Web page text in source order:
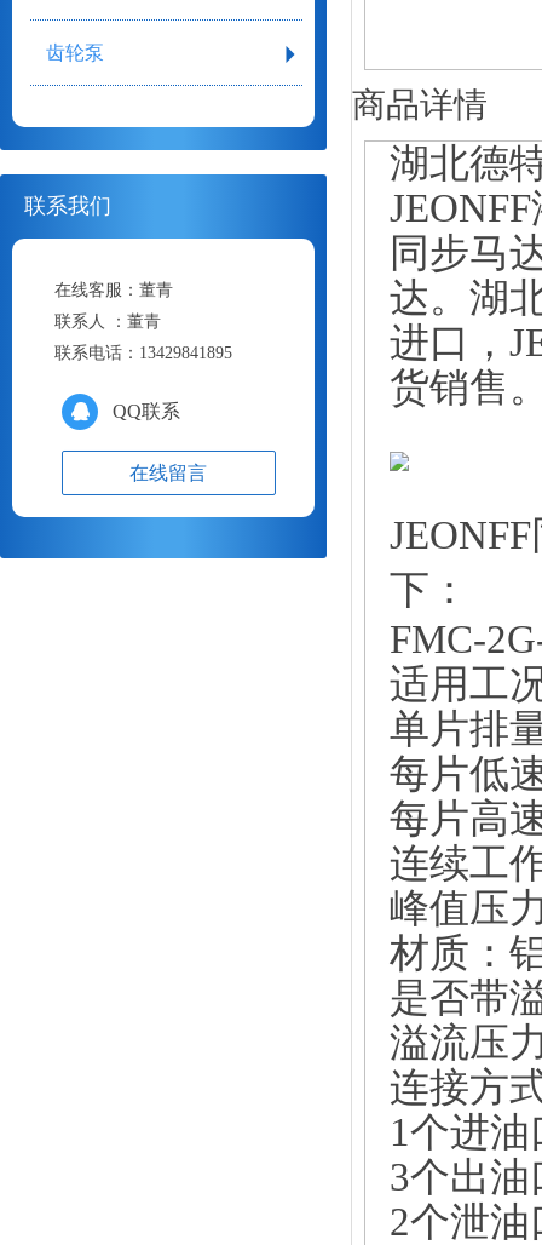
齿轮泵
联系我们
在线客服：董青
联系人 ：董青
联系电话： 13429841895
QQ联系
在线留言
商品详情
湖北德
同步马
达。湖
进口，
货销售
下：
FMC-
适用工
单片排
每片低
每片高
连续工
峰值压
材质：
是否带
溢流压
连接方
1个进油
3个出油
2个泄油